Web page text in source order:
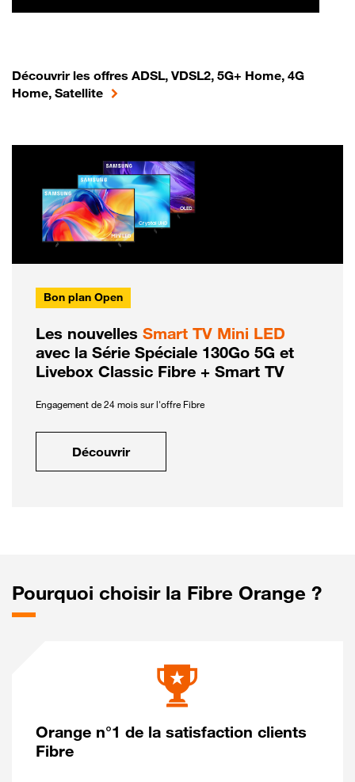
Découvrir les offres ADSL, VDSL2, 5G+ Home, 4G
Home, Satellite
Bon plan Open
Les nouvelles Smart TV Mini LED
avec la Série Spéciale 130Go 5G et
Livebox Classic Fibre + Smart TV
Engagement de 24 mois sur l'offre Fibre
Découvrir
Pourquoi choisir la Fibre Orange ?
Orange n°1 de la satisfaction clients
Fibre